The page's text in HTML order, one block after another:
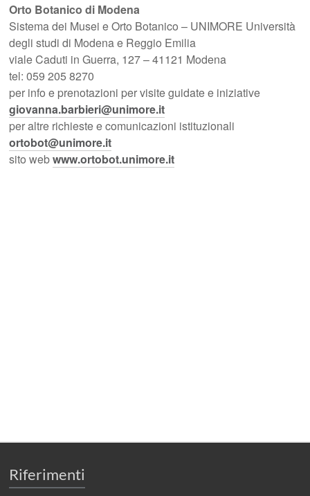
Orto Botanico di Modena
Sistema dei Musei e Orto Botanico – UNIMORE Università
degli studi di Modena e Reggio Emilia
viale Caduti in Guerra, 127 – 41121 Modena
tel: 059 205 8270
per info e prenotazioni per visite guidate e iniziative
giovanna.barbieri@unimore.it
per altre richieste e comunicazioni istituzionali
ortobot@unimore.it
sito webwww.ortobot.unimore.it
Riferimenti